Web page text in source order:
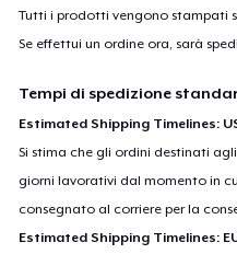
Tutti i prodotti vengono stampati
Se effettui un ordine ora, sarà
Tempi di spedizione
Estimated Shipping Timelines:
Si stima che gli ordini destinati
giorni lavorativi dal momento in
consegnato al corriere per la
Estimated Shipping Timelines: